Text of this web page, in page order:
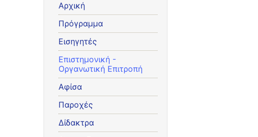
Αρχική
Πρόγραμμα
Εισηγητές
Eπιστημονική -
Οργανωτική Επιτροπή
Αφίσα
Παροχές
Δίδακτρα